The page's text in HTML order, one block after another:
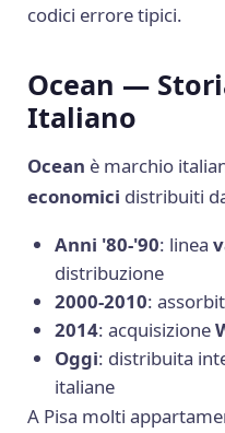
codici errore tipici.
Ocean —
Italiano
Ocean è marchio
economici distribuiti
Anni '80-'90: linea
distribuzione
2000-2010:
2014: acquisizione
Oggi: distribuita
italiane
A Pisa molti